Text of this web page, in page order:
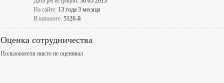
На сайте: 13 года 3 месяца
В каталоге: 5126-й
Оценка сотрудничества
Пользователя никто не оценивал